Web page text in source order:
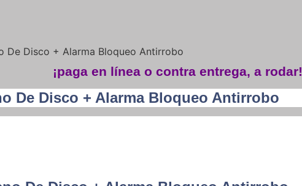
De Disco + Alarma Bloqueo Antirrobo
¡paga en línea o contra entrega, a rodar!
De Disco + Alarma Bloqueo Antirrobo